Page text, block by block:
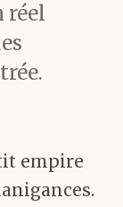
réel
empire